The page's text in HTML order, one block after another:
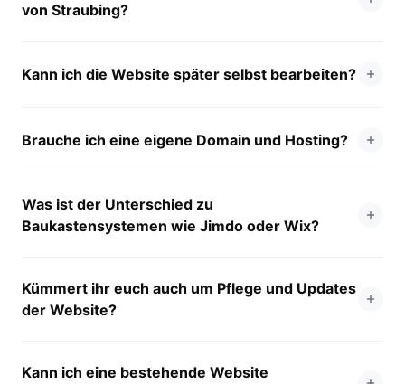
von Straubing?
Kann ich die Website später selbst bearbeiten?
Brauche ich eine eigene Domain und Hosting?
Was ist der Unterschied zu
Baukastensystemen wie Jimdo oder Wix?
Kümmert ihr euch auch um Pflege und Updates
der Website?
Kann ich eine bestehende Website